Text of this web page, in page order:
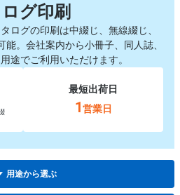
グ印刷
ログの印刷は中綴じ、無線綴じ、
。会社案内から小冊子、同人誌、
途でご利用いただけます。
最短出荷日
1営業日
用途から選ぶ